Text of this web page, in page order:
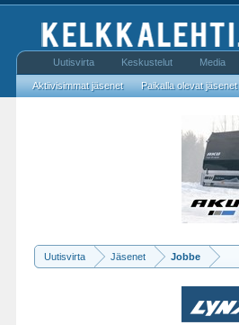
Uutisvirta Jäsenet Jobbe
Uutisvirta Keskustelut Media
Aktiivisimmat jäsenet Paikalla olevat jäsenet